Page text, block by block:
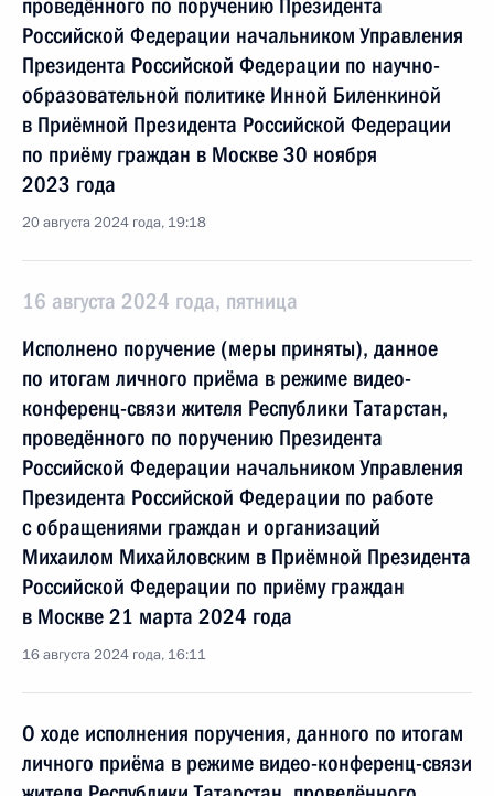
проведённого по поручению Президента
Российской Федерации начальником Управления
Президента Российской Федерации по научно-
образовательной политике Инной Биленкиной
в Приёмной Президента Российской Федерации
по приёму граждан в Москве 30 ноября
2023 года
20 августа 2024 года, 19:18
16 августа 2024 года, пятница
Исполнено поручение (меры приняты), данное
по итогам личного приёма в режиме видео-
конференц-связи жителя Республики Татарстан,
проведённого по поручению Президента
Российской Федерации начальником Управления
Президента Российской Федерации по работе
с обращениями граждан и организаций
Михаилом Михайловским в Приёмной Президента
Российской Федерации по приёму граждан
в Москве 21 марта 2024 года
16 августа 2024 года, 16:11
О ходе исполнения поручения, данного по итогам
личного приёма в режиме видео-конференц-связи